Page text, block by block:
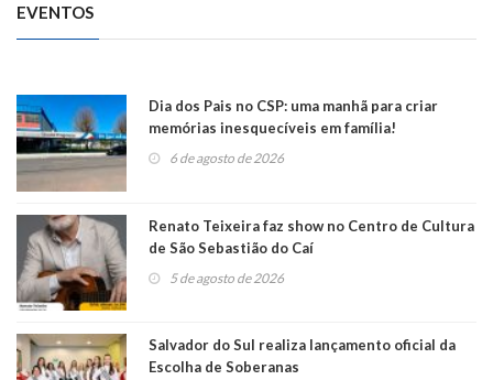
EVENTOS
Dia dos Pais no CSP: uma manhã para criar
memórias inesquecíveis em família!
6 de agosto de 2026
Renato Teixeira faz show no Centro de Cultura
de São Sebastião do Caí
5 de agosto de 2026
Salvador do Sul realiza lançamento oficial da
Escolha de Soberanas